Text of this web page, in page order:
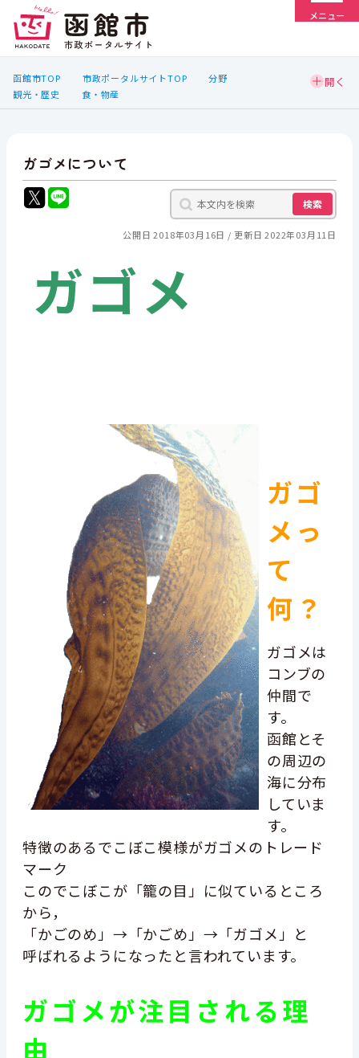
メニュー
函館市TOP 市政ポータルサイトTOP
分野
観光・歴史
食・物産
ガゴメについて
検索
公開日 2018年03月16日 更新日 2022年03月11日
ガゴメ
ガゴ
メっ
て
何？
ガゴメは
コンブの
仲間で
す。
函館とそ
の周辺の
海に分布
していま
す。
特徴のあるでこぼこ模様がガゴメのトレード
マーク
このでこぼこが「籠の目」に似ているところ
から，
「かごのめ」→「かごめ」→「ガゴメ」と
呼ばれるようになったと言われています。
ガゴメが注目される理
由